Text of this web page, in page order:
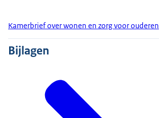
Kamerbrief over wonen en zorg voor ouderen
Bijlagen